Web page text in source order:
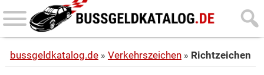
Skip
to
content
Skip
to
sidebar
bussgeldkatalog.de Verkehrszeichen Richtzeichen